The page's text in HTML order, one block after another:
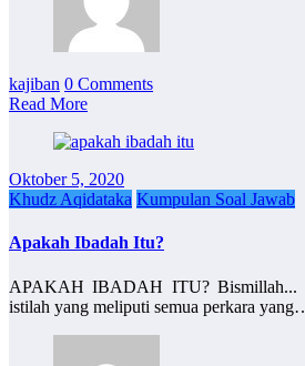
kajiban 0 Comments
Read More
Oktober 5, 2020
Khudz Aqidataka Kumpulan Soal Jawab
Apakah Ibadah Itu?
APAKAH IBADAH ITU? Bismillah...
istilah yang meliputi semua perkara